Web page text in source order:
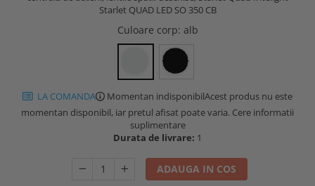
Starlet QUAD LED SO 350 CB
Culoare corp: alb
LA COMANDA Momentan indisponibilAcest produs nu este
momentan disponibil, iar pretul afisat poate varia. Cere informatii
suplimentare
Durata de livrare: 1
ADAUGA IN COS